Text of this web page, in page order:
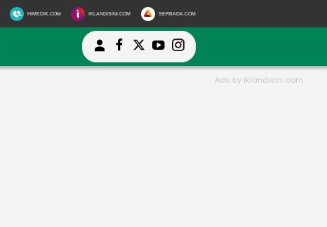
HIMEDIK.COM IKLANDISINI.COM SERBADA.COM